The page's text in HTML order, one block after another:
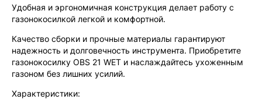
Удобная и эргономичная конструкция делает работу с
газонокосилкой легкой и комфортной.
Качество сборки и прочные материалы гарантируют
надежность и долговечность инструмента. Приобретите
газонокосилку OBS 21 WET и наслаждайтесь ухоженным
газоном без лишних усилий.
Характеристики: